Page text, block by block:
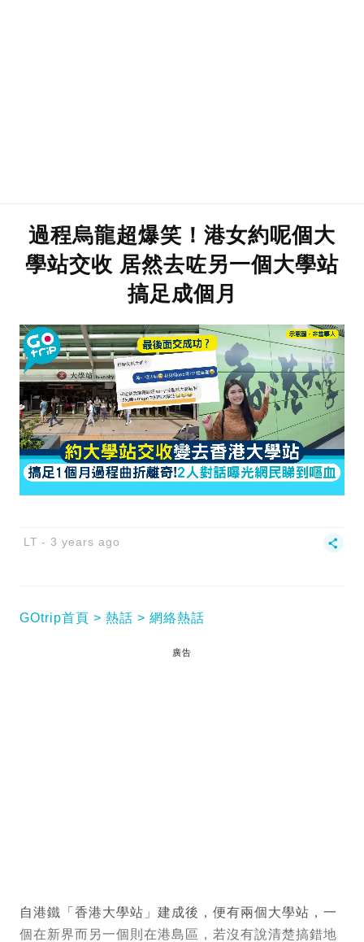
過程烏龍超爆笑！港女約呢個大
學站交收 居然去咗另一個大學站
搞足成個月
LT 3 years ago
GOtrip首頁 熱話 網絡熱話
廣告
自港鐵「香港大學站」建成後，便有兩個大學站，一
個在新界而另一個則在港島區，若沒有說清楚搞錯地